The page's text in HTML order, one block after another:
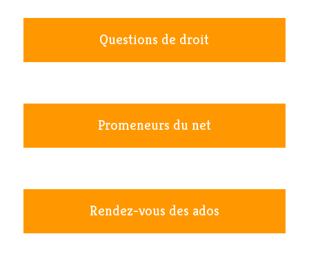
Questions de droit
Promeneurs du net
Rendez-vous des ados